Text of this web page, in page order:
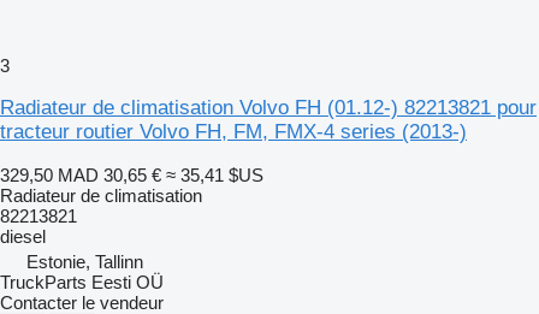
3
Radiateur de climatisation Volvo FH (01.12-) 82213821 pour
tracteur routier Volvo FH, FM, FMX-4 series (2013-)
329,50 MAD 30,65 € ≈ 35,41 $US
Radiateur de climatisation
82213821
diesel
Estonie, Tallinn
TruckParts Eesti OÜ
Contacter le vendeur